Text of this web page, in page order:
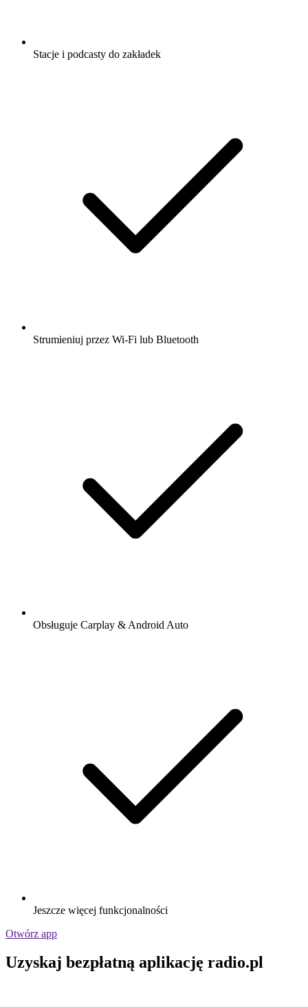
Stacje i podcasty do zakładek
Strumieniuj przez Wi-Fi lub Bluetooth
Obsługuje Carplay & Android Auto
Jeszcze więcej funkcjonalności
Otwórz app
Uzyskaj bezpłatną aplikację radio.pl